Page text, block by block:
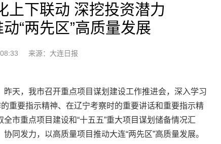
上下联动 深挖投资潜力
“两先区”高质量发展
来源：大连日报
天，我市召开重点项目谋划建设工作推进会，深入学习
重要指示精神、在辽宁考察时的重要讲话和重要指示精
市重点项目建设和“十五五”重大项目谋划储备情况汇
同发力，以高质量项目推动大连“两先区”高质量发展。